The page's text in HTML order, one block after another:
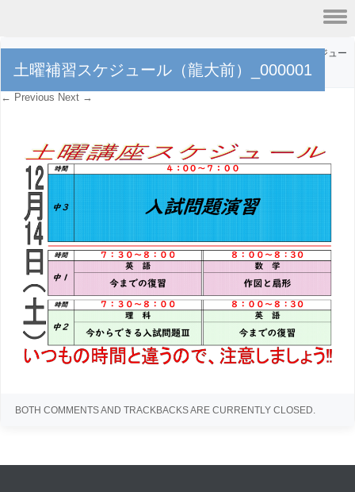
Skip to content
土曜補習スケジュール（龍大前）_000001
土曜補習スケジュー
ル（龍大前）_000001
← Previous Next →
BOTH COMMENTS AND TRACKBACKS ARE CURRENTLY CLOSED.